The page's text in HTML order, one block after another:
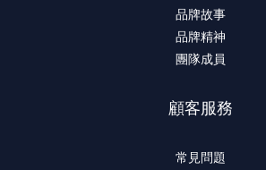
品牌故事
品牌精神
團隊成員
顧客服務
常見問題